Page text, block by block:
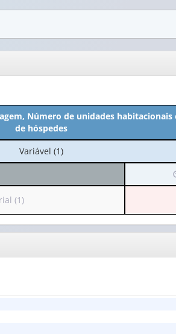
Número de unidades habitacionais
de hóspedes
No
cabeçalho:
(1)
Variável (1)
(1)